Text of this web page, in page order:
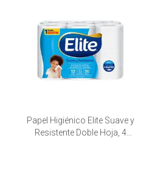
Papel Higiénico Elite Suave y
Resistente Doble Hoja, 4